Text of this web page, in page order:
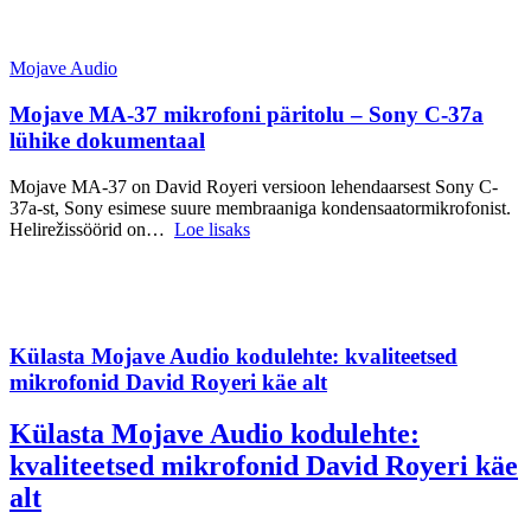
Mojave Audio
Mojave MA-37 mikrofoni päritolu – Sony C-37a
lühike dokumentaal
Mojave MA-37 on David Royeri versioon lehendaarsest Sony C-
37a-st, Sony esimese suure membraaniga kondensaatormikrofonist.
Helirežissöörid on… Loe lisaks
Külasta Mojave Audio kodulehte: kvaliteetsed
mikrofonid David Royeri käe alt
Külasta Mojave Audio kodulehte:
kvaliteetsed mikrofonid David Royeri käe
alt